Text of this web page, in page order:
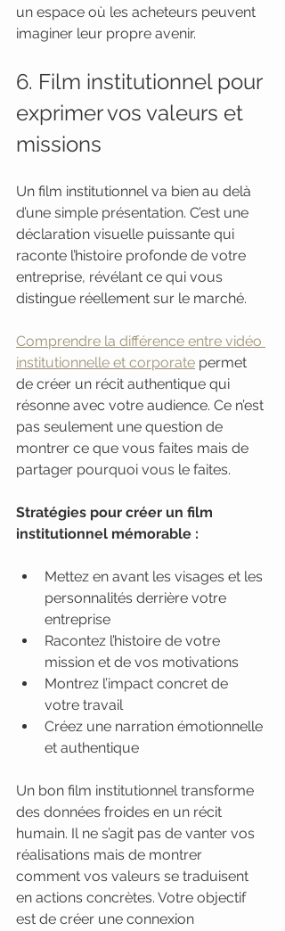
un espace où les acheteurs peuvent
imaginer leur propre avenir.
6. Film institutionnel pour
exprimer vos valeurs et
missions
Un film institutionnel va bien au delà
d’une simple présentation. C’est une
déclaration visuelle puissante qui
raconte l’histoire profonde de votre
entreprise, révélant ce qui vous
distingue réellement sur le marché.
Comprendre la différence entre vidéo
institutionnelle et corporate permet
de créer un récit authentique qui
résonne avec votre audience. Ce n’est
pas seulement une question de
montrer ce que vous faites mais de
partager pourquoi vous le faites.
Stratégies pour créer un film
institutionnel mémorable :
Mettez en avant les visages et les
personnalités derrière votre
entreprise
Racontez l’histoire de votre
mission et de vos motivations
Montrez l’impact concret de
votre travail
Créez une narration émotionnelle
et authentique
Un bon film institutionnel transforme
des données froides en un récit
humain. Il ne s’agit pas de vanter vos
réalisations mais de montrer
comment vos valeurs se traduisent
en actions concrètes. Votre objectif
est de créer une connexion